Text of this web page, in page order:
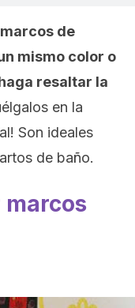
de
mismo color o
resaltar la
en la
Son ideales
de baño.